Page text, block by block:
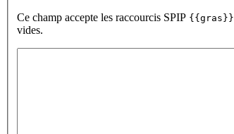
Ce champ accepte les raccourcis SPIP {{gras}}
vides.